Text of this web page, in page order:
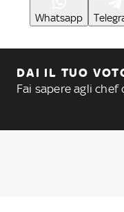
Whatsapp
DAI IL TUO
Fai sapere agli